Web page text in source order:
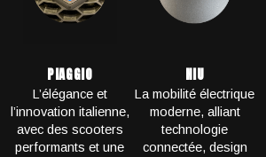
PIAGGIO
L’élégance et
l’innovation italienne,
avec des scooters
performants et une
NIU
La mobilité électrique
moderne, alliant
technologie
connectée, design